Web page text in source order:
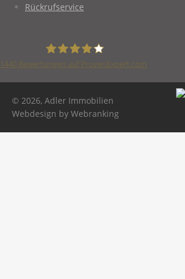
Rückrufservice
Adler Immobilien
1440 Bewertungen auf ProvenExpert.com
© 2026, Adler Immobilien
Webdesign by Webranking